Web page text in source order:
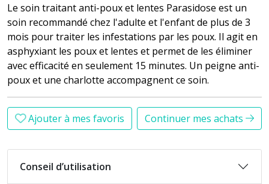
Le soin traitant anti-poux et lentes Parasidose est un
soin recommandé chez l'adulte et l'enfant de plus de 3
mois pour traiter les infestations par les poux. Il agit en
asphyxiant les poux et lentes et permet de les éliminer
avec efficacité en seulement 15 minutes. Un peigne anti-
poux et une charlotte accompagnent ce soin.
Ajouter à mes favoris Continuer mes achats
Conseil d’utilisation